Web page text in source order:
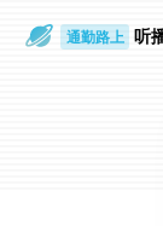
通勤路上 听